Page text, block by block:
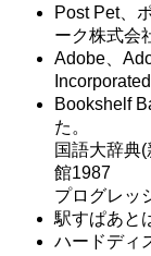
Post Pet、
ーク株式会
Adobe、
Bookshelf
た。
国語大辞典
館1987
プログレッ
駅すぱあと
ハードディ